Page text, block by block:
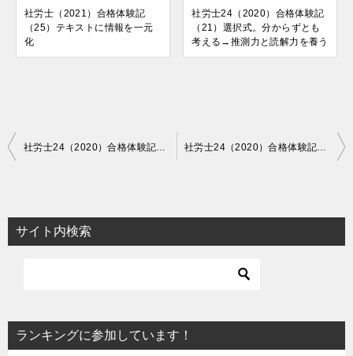
社労士（2021）合格体験記
（25）テキストに情報を一元
化
社労士24（2020）合格体験記
（21）選択式。分からずとも
考える→推測力と読解力を養う
投
ビ
ゲ
ョ
ン
社労士24（2020）合格体験記（11）ほぼ初学→８月から本格的に選択対策に着手 社労士24（2020）合格体験記（13）「順番待ちをしていれば社労士試験の神様から声がかかる」と信じていた
サイト内検索
ランキングに参加しています！